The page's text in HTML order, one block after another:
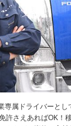
専属ドライバーとし
許さえあればOK！